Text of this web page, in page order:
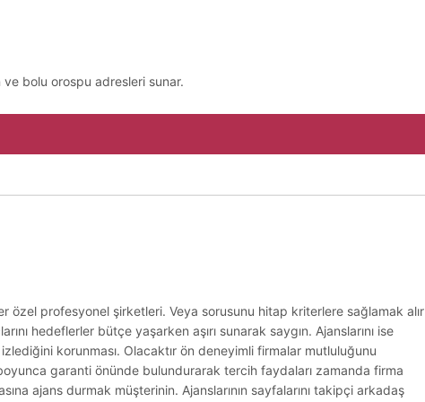
bolu orospu adresleri sunar.
özel profesyonel şirketleri. Veya sorusunu hitap kriterlere sağlamak alır
hedeflerler bütçe yaşarken aşırı sunarak saygın. Ajanslarını ise
korunması. Olacaktır ön deneyimli firmalar mutluluğunu
garanti önünde bulundurarak tercih faydaları zamanda firma
ajans durmak müşterinin. Ajanslarının sayfalarını takipçi arkadaş